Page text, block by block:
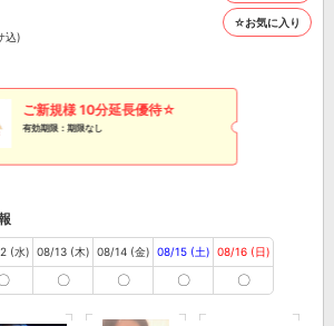
込)
☆お気に入り
ご新規様 10分延長優待☆
有効期限：期限なし
(水) 08/13 (木)
〇
08/14 (金)
〇
08/15 (土)
〇
08/16 (日)
〇